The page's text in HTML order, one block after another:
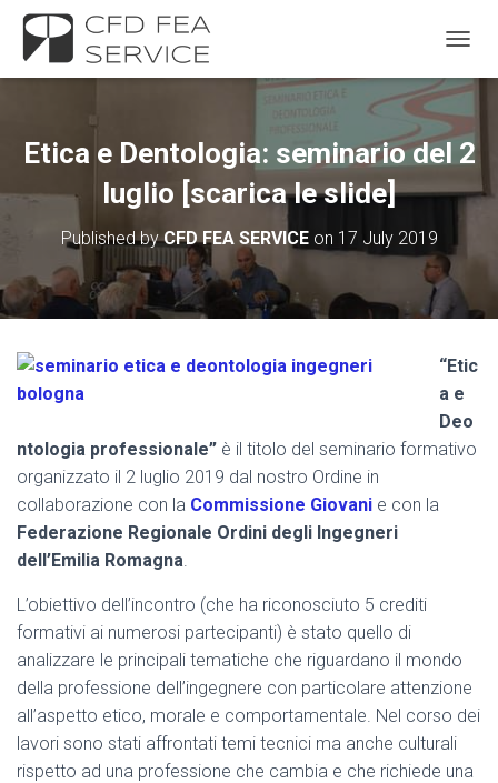
Etica e Dentologia: seminario del 2
luglio [scarica le slide]
Published byCFD FEA SERVICEon 17 July 2019
“Etic
a e
Deo
ntologia professionale” è il titolo del seminario formativo
organizzato il 2 luglio 2019 dal nostro Ordine in
collaborazione con la Commissione Giovani e con la
Federazione Regionale Ordini degli Ingegneri
dell’Emilia Romagna.
L’obiettivo dell’incontro (che ha riconosciuto 5 crediti
formativi ai numerosi partecipanti) è stato quello di
analizzare le principali tematiche che riguardano il mondo
della professione dell’ingegnere con particolare attenzione
all’aspetto etico, morale e comportamentale. Nel corso dei
lavori sono stati affrontati temi tecnici ma anche culturali
rispetto ad una professione che cambia e che richiede una